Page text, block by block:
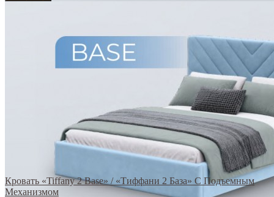
Кровать «Tiffany 2 Base» / «Тиффани 2 База» С Подъемным
Механизмом